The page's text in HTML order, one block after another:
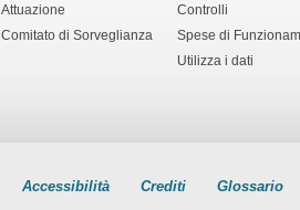
Attuazione
Comitato di Sorveglianza
Controlli
Spese di
Utilizza i dati
Accessibilità Crediti Glossario